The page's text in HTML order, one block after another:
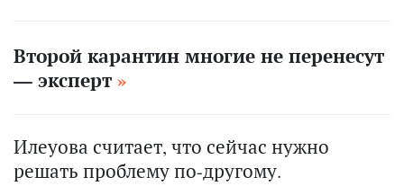
Второй карантин многие не перенесут
— эксперт
Илеуова считает, что сейчас нужно
решать проблему по-другому.